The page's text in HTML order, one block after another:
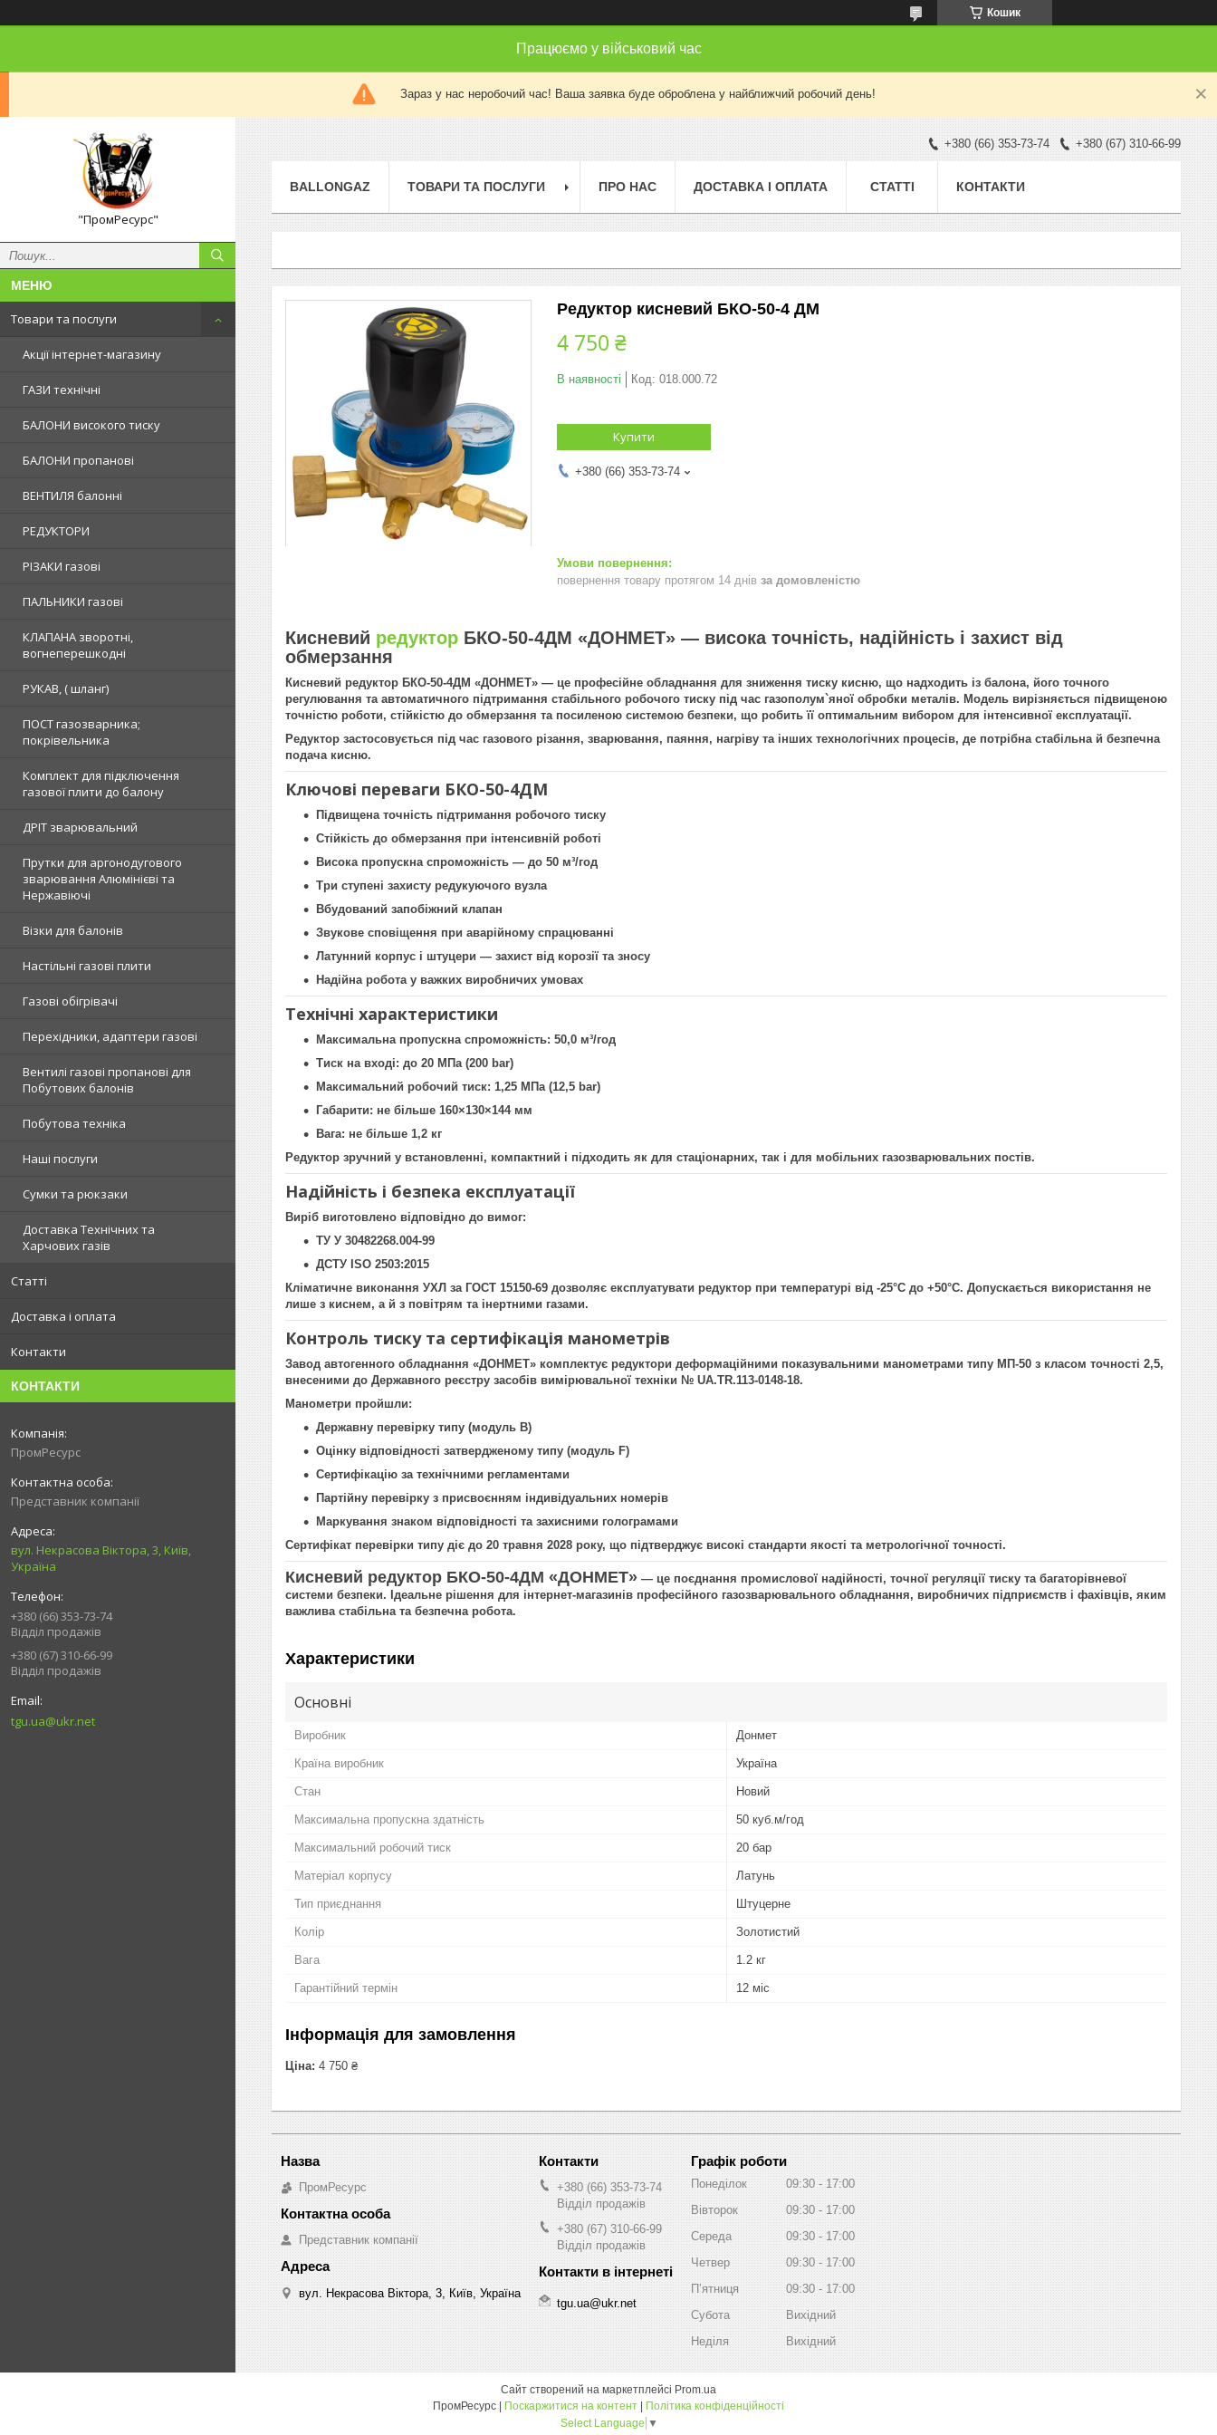
Кошик
Працюємо у військовий час
Зараз у нас неробочий час! Ваша заявка буде оброблена у найближчий робочий день!
"ПромРесурс"
Товари та послуги
Акції інтернет-магазину
ГАЗИ технічні
БАЛОНИ високого тиску
БАЛОНИ пропанові
ВЕНТИЛЯ балонні
РЕДУКТОРИ
РІЗАКИ газові
ПАЛЬНИКИ газові
КЛАПАНА зворотні,
вогнеперешкодні
РУКАВ, ( шланг)
ПОСТ газозварника;
покрівельника
Комплект для підключення
газової плити до балону
ДРІТ зварювальний
Прутки для аргонодугового
зварювання Алюмінієві та
Нержавіючі
Візки для балонів
Настільні газові плити
Газові обігрівачі
Перехідники, адаптери газові
Вентилі газові пропанові для
Побутових балонів
Побутова техніка
Наші послуги
Сумки та рюкзаки
Доставка Технічних та
Харчових газів
Статті
Доставка і оплата
Контакти
КОНТАКТИ
ПромРесурс
Представник компанії
вул. Некрасова Віктора, 3, Київ,
Україна
+380 (66) 353-73-74
Відділ продажів
+380 (67) 310-66-99
Відділ продажів
tgu.ua@ukr.net
+380 (66) 353-73-74 +380 (67) 310-66-99
BALLONGAZ ТОВАРИ ТА ПОСЛУГИ ПРО НАС ДОСТАВКА І ОПЛАТА СТАТТІ КОНТАКТИ
Редуктор кисневий БКО-50-4 ДМ
4 750 ₴
В наявності Код: 018.000.72
Купити
+380 (66) 353-73-74
повернення товару протягом 14 днів за домовленістю
Кисневий редуктор БКО-50-4ДМ «ДОНМЕТ» — висока точність, надійність і захист від
обмерзання
Кисневий редуктор БКО-50-4ДМ «ДОНМЕТ» — це професійне обладнання для зниження тиску кисню, що надходить із балона, його точного
регулювання та автоматичного підтримання стабільного робочого тиску під час газополум`яної обробки металів. Модель вирізняється підвищеною
точністю роботи, стійкістю до обмерзання та посиленою системою безпеки, що робить її оптимальним вибором для інтенсивної експлуатації.
Редуктор застосовується під час газового різання, зварювання, паяння, нагріву та інших технологічних процесів, де потрібна стабільна й безпечна
подача кисню.
Ключові переваги БКО-50-4ДМ
Підвищена точність підтримання робочого тиску
Стійкість до обмерзання при інтенсивній роботі
Висока пропускна спроможність — до 50 м³/год
Три ступені захисту редукуючого вузла
Вбудований запобіжний клапан
Звукове сповіщення при аварійному спрацюванні
Латунний корпус і штуцери — захист від корозії та зносу
Надійна робота у важких виробничих умовах
Технічні характеристики
Максимальна пропускна спроможність: 50,0 м³/год
Тиск на вході: до 20 МПа (200 bar)
Максимальний робочий тиск: 1,25 МПа (12,5 bar)
Габарити: не більше 160×130×144 мм
Вага: не більше 1,2 кг
Редуктор зручний у встановленні, компактний і підходить як для стаціонарних, так і для мобільних газозварювальних постів.
Надійність і безпека експлуатації
Виріб виготовлено відповідно до вимог:
ТУ У 30482268.004-99
ДСТУ ISO 2503:2015
Кліматичне виконання УХЛ за ГОСТ 15150-69 дозволяє експлуатувати редуктор при температурі від -25°С до +50°С. Допускається використання не
лише з киснем, а й з повітрям та інертними газами.
Контроль тиску та сертифікація манометрів
Завод автогенного обладнання «ДОНМЕТ» комплектує редуктори деформаційними показувальними манометрами типу МП-50 з класом точності 2,5,
внесеними до Державного реєстру засобів вимірювальної техніки № UA.TR.113-0148-18.
Манометри пройшли:
Державну перевірку типу (модуль В)
Оцінку відповідності затвердженому типу (модуль F)
Сертифікацію за технічними регламентами
Партійну перевірку з присвоєнням індивідуальних номерів
Маркування знаком відповідності та захисними голограмами
Сертифікат перевірки типу діє до 20 травня 2028 року, що підтверджує високі стандарти якості та метрологічної точності.
Кисневий редуктор БКО-50-4ДМ «ДОНМЕТ» — це поєднання промислової надійності, точної регуляції тиску та багаторівневої
системи безпеки. Ідеальне рішення для інтернет-магазинів професійного газозварювального обладнання, виробничих підприємств і фахівців, яким
важлива стабільна та безпечна робота.
Характеристики
Основні
Виробник Донмет
Країна виробник Україна
Стан Новий
Максимальна пропускна здатність 50 куб.м/год
Максимальний робочий тиск 20 бар
Матеріал корпусу Латунь
Тип приєднання Штуцерне
Колір Золотистий
Вага 1.2 кг
Гарантійний термін 12 міс
Інформація для замовлення
Ціна: 4 750 ₴
ПромРесурс
Представник компанії
вул. Некрасова Віктора, 3, Київ, Україна
+380 (66) 353-73-74
Відділ продажів
+380 (67) 310-66-99
Відділ продажів
tgu.ua@ukr.net
Графік роботи
Понеділок 09:30
17:00
Вівторок
09:30
17:00
Середа
09:30
17:00
Четвер
09:30
17:00
Пʼятниця
09:30
17:00
Субота
Вихідний
Неділя
Вихідний
Сайт створений на маркетплейсі Prom.ua
Поскаржитися на контент
Політика конфіденційності
Select Language ▼